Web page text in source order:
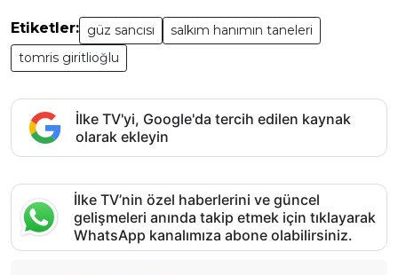
Etiketler: güz sancısı
salkım hanımın taneleri
tomris giritlioğlu
İlke TV'yi, Google'da tercih edilen kaynak
olarak ekleyin
İlke TV’nin özel haberlerini ve güncel
gelişmeleri anında takip etmek için tıklayarak
WhatsApp kanalımıza abone olabilirsiniz.